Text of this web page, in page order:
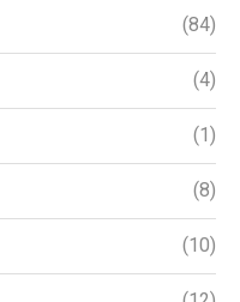
(84)
(4)
(1)
(8)
(10)